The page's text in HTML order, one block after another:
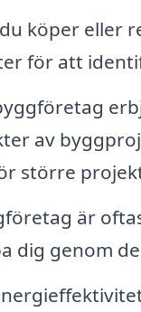
köper eller
för att
av
större
är
dig genom